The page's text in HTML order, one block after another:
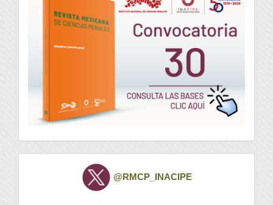
Twitter @RMCP_INACIPE